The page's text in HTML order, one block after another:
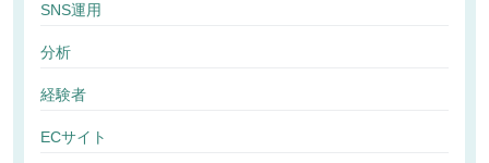
SNS運用
分析
経験者
ECサイト